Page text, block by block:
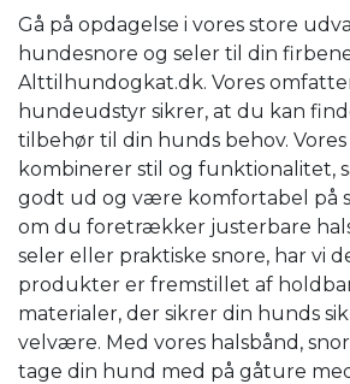
Gå på opdagelse i vores store
hundesnore og seler til din
Alttilhundogkat.dk. Vores
hundeudstyr sikrer, at du kan
tilbehør til din hunds behov. Vores
kombinerer stil og funktionalitet,
godt ud og være komfortabel på
om du foretrækker justerbare
seler eller praktiske snore, har vi
produkter er fremstillet af
materialer, der sikrer din hunds
velvære. Med vores halsbånd,
tage din hund med på gåture